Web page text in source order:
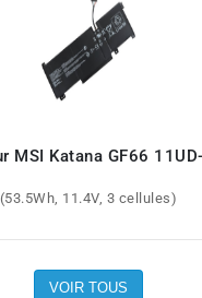
MSI Katana GF66
(53.5Wh, 11.4V, 3 cellules)
VOIR TOUS